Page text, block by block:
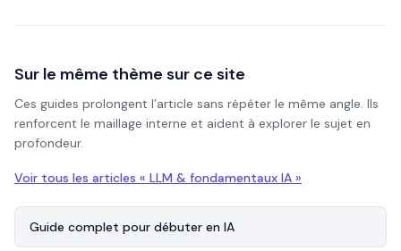
Sur le même thème sur ce site
Ces guides prolongent l’article sans répéter le même angle. Ils
renforcent le maillage interne et aident à explorer le sujet en
profondeur.
Voir tous les articles « LLM & fondamentaux IA »
Guide complet pour débuter en IA